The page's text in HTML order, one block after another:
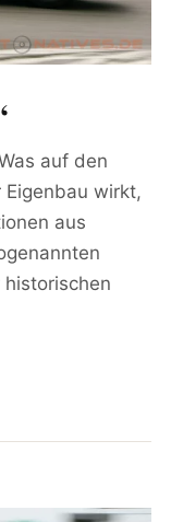
auf den
wirkt,
aus
historischen